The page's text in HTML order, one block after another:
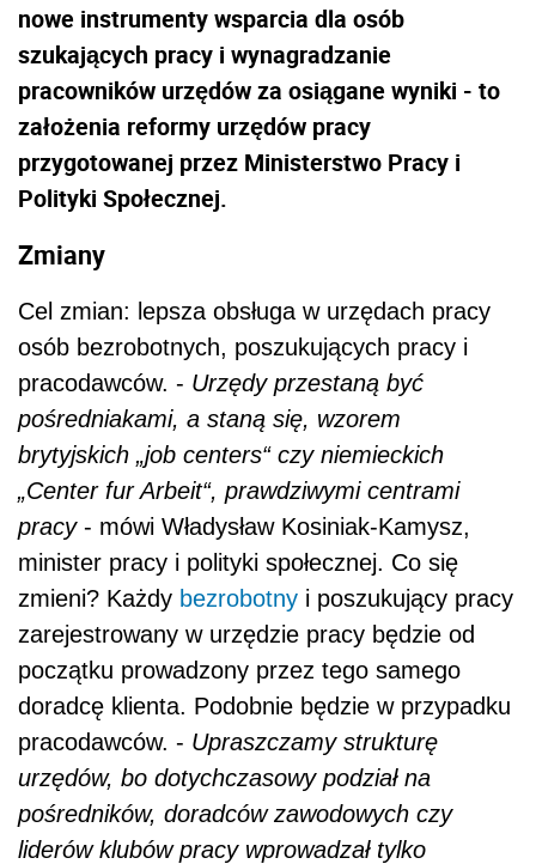
nowe instrumenty wsparcia dla osób
szukających pracy i wynagradzanie
pracowników urzędów za osiągane wyniki - to
założenia reformy urzędów pracy
przygotowanej przez Ministerstwo Pracy i
Polityki Społecznej.
Zmiany
Cel zmian: lepsza obsługa w urzędach pracy
osób bezrobotnych, poszukujących pracy i
pracodawców. - Urzędy przestaną być
pośredniakami, a staną się, wzorem
brytyjskich „job centers“ czy niemieckich
„Center fur Arbeit“, prawdziwymi centrami
pracy - mówi Władysław Kosiniak-Kamysz,
minister pracy i polityki społecznej. Co się
zmieni? Każdy bezrobotny i poszukujący pracy
zarejestrowany w urzędzie pracy będzie od
początku prowadzony przez tego samego
doradcę klienta. Podobnie będzie w przypadku
pracodawców. - Upraszczamy strukturę
urzędów, bo dotychczasowy podział na
pośredników, doradców zawodowych czy
liderów klubów pracy wprowadzał tylko